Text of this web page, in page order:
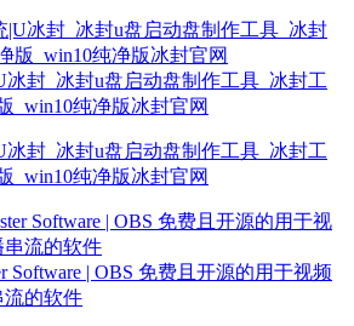
冰封_冰封u盘启动盘制作工具_冰封工
_win10纯净版冰封官网
冰封_冰封u盘启动盘制作工具_冰封工
_win10纯净版冰封官网
Software | OBS 免费且开源的用于视频
流的软件